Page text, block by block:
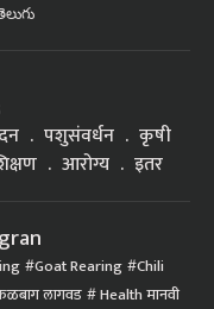
पशुसंवर्धन
कृषी
आरोग्य इतर
Goat Rearing Chili
लागवड Health मानवी